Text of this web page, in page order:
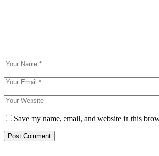
Save my name, email, and website in this